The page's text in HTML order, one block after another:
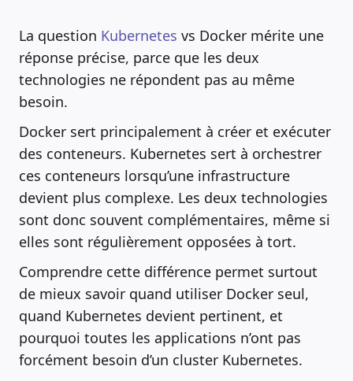
La question Kubernetes vs Docker mérite une
réponse précise, parce que les deux
technologies ne répondent pas au même
besoin.
Docker sert principalement à créer et exécuter
des conteneurs. Kubernetes sert à orchestrer
ces conteneurs lorsqu’une infrastructure
devient plus complexe. Les deux technologies
sont donc souvent complémentaires, même si
elles sont régulièrement opposées à tort.
Comprendre cette différence permet surtout
de mieux savoir quand utiliser Docker seul,
quand Kubernetes devient pertinent, et
pourquoi toutes les applications n’ont pas
forcément besoin d’un cluster Kubernetes.